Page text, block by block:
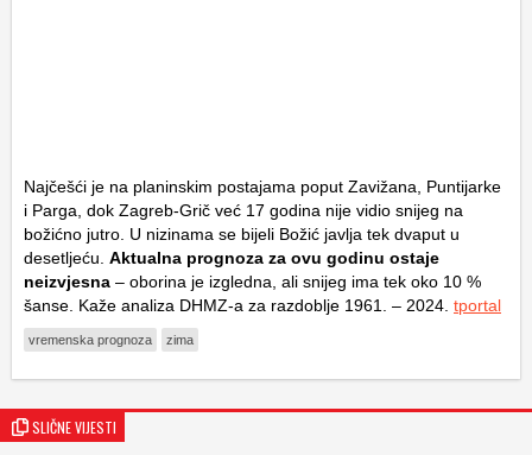
Najčešći je na planinskim postajama poput Zavižana, Puntijarke
i Parga, dok Zagreb-Grič već 17 godina nije vidio snijeg na
božićno jutro. U nizinama se bijeli Božić javlja tek dvaput u
desetljeću. Aktualna prognoza za ovu godinu ostaje
neizvjesna – oborina je izgledna, ali snijeg ima tek oko 10 %
šanse. Kaže analiza DHMZ-a za razdoblje 1961. – 2024. tportal
vremenska prognoza zima
SLIČNE VIJESTI